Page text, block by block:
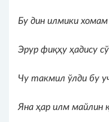
Бу дин илмики
Эрур фиқҳу ҳадису
Чу такмил ўлди бу
Яна ҳар илм майлин